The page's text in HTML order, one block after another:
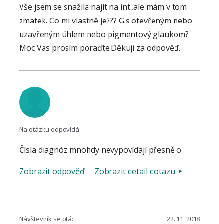
Vše jsem se snažila najít na int.,ale mám v tom
zmatek. Co mi vlastně je??? G.s otevřeným nebo
uzavřeným úhlem nebo pigmentový glaukom?
Moc Vás prosím poraďte.Děkuji za odpověď.
Na otázku odpovídá:
Čísla diagnóz mnohdy nevypovídají přesně o
zdravotním stavu. Je lépe se řídit terminologií
použitou ve zdravotním záznamu. Primární
Syndrom pigmentové disperze.
Zobrazit odpověď Zobrazit detail dotazu
Návštevník se ptá: 22. 11. 2018